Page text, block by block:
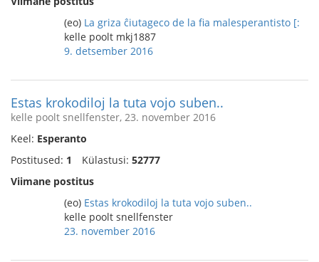
(eo) La griza ĉiutageco de la fia malesperantisto [:
kelle poolt mkj1887
9. detsember 2016
Estas krokodiloj la tuta vojo suben..
kelle poolt snellfenster, 23. november 2016
Keel: Esperanto
Postitused: 1 Külastusi: 52777
Viimane postitus
(eo) Estas krokodiloj la tuta vojo suben..
kelle poolt snellfenster
23. november 2016